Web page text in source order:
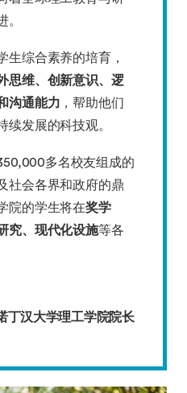
。
生综合素养的培育，
思维、创新意识、逻
沟通能力 ，帮助他们
续发展的科技观。
多名校友组成的
社会各界和政府的鼎
院的学生将在奖学
究、现代化设施等各
丁汉大学理工学院院长